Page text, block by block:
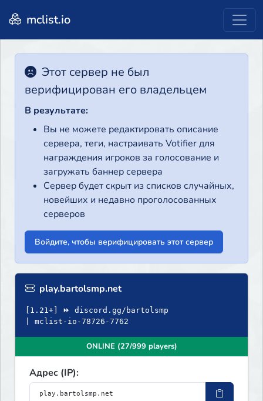
mclist.io
Этот сервер не был
верифицирован его владельцем
В результате:
Вы не можете редактировать описание
сервера, теги, настраивать Votifier для
награждения игроков за голосование и
загружать баннер сервера
Сервер будет скрыт из списков случайных,
новейших и недавно проголосованных
серверов
Войдите, чтобы верифицировать этот сервер
play.bartolsmp.net
[1.21+] ⏩ discord.gg/bartolsmp
| mclist-io-78726-7762
ONLINE (27/999 players)
Адрес (IP):